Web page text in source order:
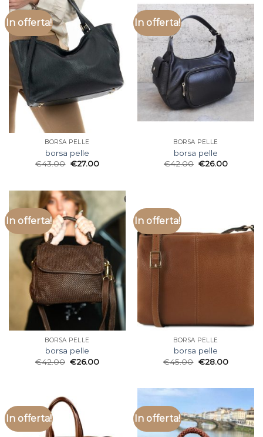
In offerta!
BORSA PELLE
borsa pelle
€43.00 €27.00
In offerta!
BORSA PELLE
borsa pelle
€42.00 €26.00
In offerta!
BORSA PELLE
borsa pelle
€42.00 €26.00
In offerta!
BORSA PELLE
borsa pelle
€45.00 €28.00
In offerta! In offerta!